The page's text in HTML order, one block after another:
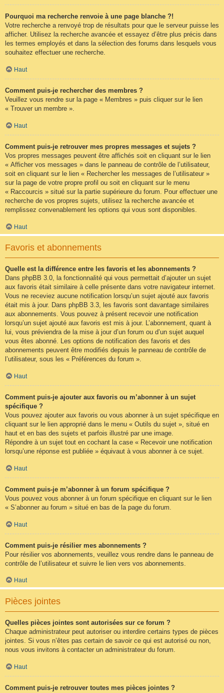
Pourquoi ma recherche renvoie à une page blanche ?!
Votre recherche a renvoyé trop de résultats pour que le serveur puisse les
afficher. Utilisez la recherche avancée et essayez d’être plus précis dans
les termes employés et dans la sélection des forums dans lesquels vous
souhaitez effectuer une recherche.
Haut
Comment puis-je rechercher des membres ?
Veuillez vous rendre sur la page « Membres » puis cliquer sur le lien
« Trouver un membre ».
Haut
Comment puis-je retrouver mes propres messages et sujets ?
Vos propres messages peuvent être affichés soit en cliquant sur le lien
« Afficher vos messages » dans le panneau de contrôle de l’utilisateur,
soit en cliquant sur le lien « Rechercher les messages de l’utilisateur »
sur la page de votre propre profil ou soit en cliquant sur le menu
« Raccourcis » situé sur la partie supérieure du forum. Pour effectuer une
recherche de vos propres sujets, utilisez la recherche avancée et
remplissez convenablement les options qui vous sont disponibles.
Haut
Favoris et abonnements
Quelle est la différence entre les favoris et les abonnements ?
Dans phpBB 3.0, la fonctionnalité qui vous permettait d’ajouter un sujet
aux favoris était similaire à celle présente dans votre navigateur internet.
Vous ne receviez aucune notification lorsqu’un sujet ajouté aux favoris
était mis à jour. Dans phpBB 3.3, les favoris sont davantage similaires
aux abonnements. Vous pouvez à présent recevoir une notification
lorsqu’un sujet ajouté aux favoris est mis à jour. L’abonnement, quant à
lui, vous préviendra de la mise à jour d’un forum ou d’un sujet auquel
vous êtes abonné. Les options de notification des favoris et des
abonnements peuvent être modifiés depuis le panneau de contrôle de
l’utilisateur, sous les « Préférences du forum ».
Haut
Comment puis-je ajouter aux favoris ou m’abonner à un sujet
spécifique ?
Vous pouvez ajouter aux favoris ou vous abonner à un sujet spécifique en
cliquant sur le lien approprié dans le menu « Outils du sujet », situé en
haut et en bas des sujets et parfois illustré par une image.
Répondre à un sujet tout en cochant la case « Recevoir une notification
lorsqu’une réponse est publiée » équivaut à vous abonner à ce sujet.
Haut
Comment puis-je m’abonner à un forum spécifique ?
Vous pouvez vous abonner à un forum spécifique en cliquant sur le lien
« S’abonner au forum » situé en bas de la page du forum.
Haut
Comment puis-je résilier mes abonnements ?
Pour résilier vos abonnements, veuillez vous rendre dans le panneau de
contrôle de l’utilisateur et suivre le lien vers vos abonnements.
Haut
Pièces jointes
Quelles pièces jointes sont autorisées sur ce forum ?
Chaque administrateur peut autoriser ou interdire certains types de pièces
jointes. Si vous n’êtes pas certain de savoir ce qui est autorisé ou non,
nous vous invitons à contacter un administrateur du forum.
Haut
Comment puis-je retrouver toutes mes pièces jointes ?